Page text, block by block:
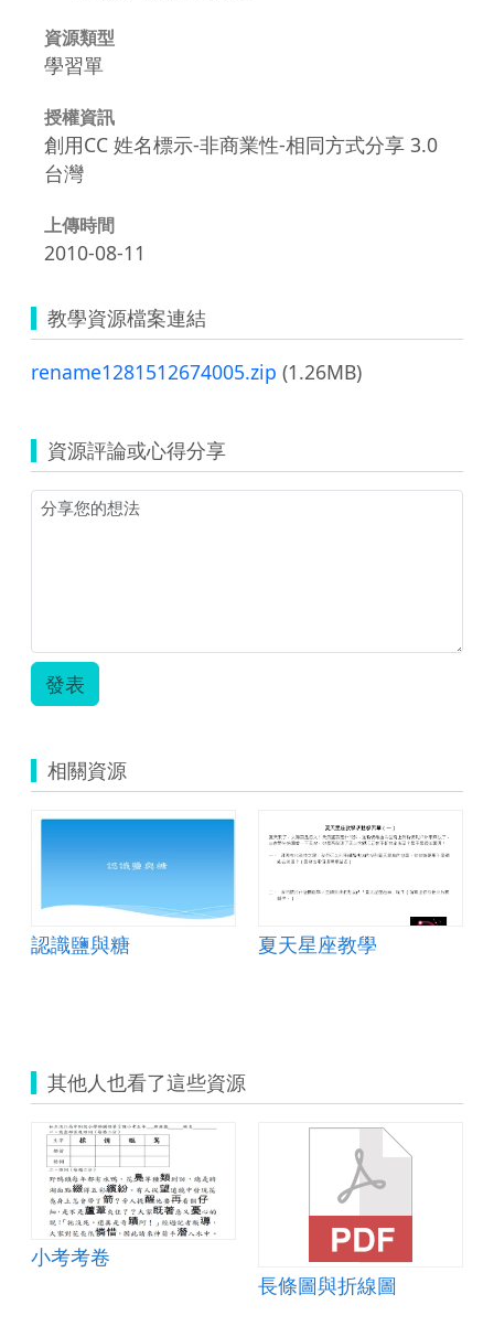
資源類型
學習單
授權資訊
創用CC 姓名標示-非商業性-相同方式分享 3.0
台灣
上傳時間
2010-08-11
教學資源檔案連結
rename1281512674005.zip (1.26MB)
資源評論或心得分享
發表
相關資源
認識鹽與糖
夏天星座教學
其他人也看了這些資源
小考考卷
長條圖與折線圖